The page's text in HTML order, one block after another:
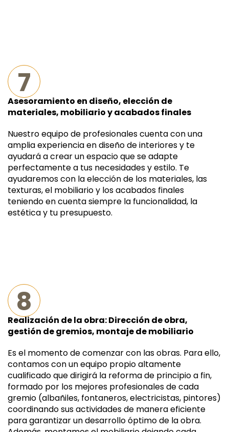
7
Asesoramiento en diseño, elección de
materiales, mobiliario y acabados finales
Nuestro equipo de profesionales cuenta con una
amplia experiencia en diseño de interiores y te
ayudará a crear un espacio que se adapte
perfectamente a tus necesidades y estilo. Te
ayudaremos con la elección de los materiales, las
texturas, el mobiliario y los acabados finales
teniendo en cuenta siempre la funcionalidad, la
estética y tu presupuesto.
8
Realización de la obra: Dirección de obra,
gestión de gremios, montaje de mobiliario
Es el momento de comenzar con las obras. Para ello,
contamos con un equipo propio altamente
cualificado que dirigirá la reforma de principio a fin,
formado por los mejores profesionales de cada
gremio (albañiles, fontaneros, electricistas, pintores)
coordinando sus actividades de manera eficiente
para garantizar un desarrollo óptimo de la obra.